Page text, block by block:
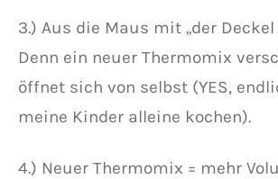
3.) Aus die Maus mit „der
Denn ein neuer Thermomix
öffnet sich von selbst (YES,
meine Kinder alleine kochen).
4.) Neuer Thermomix = mehr